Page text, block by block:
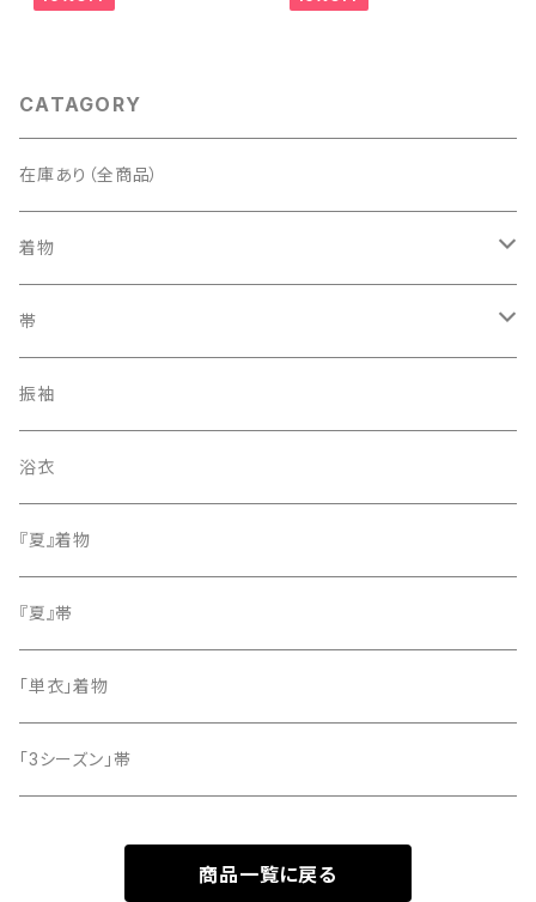
CATAGORY
在庫あり（全商品）
着物
訪問着・付下げ
紬
色無地
小紋
留袖
帯
袋帯
名古屋帯
振袖
浴衣
『夏』着物
『夏』帯
「単衣」着物
「3シーズン」帯
商品一覧に戻る